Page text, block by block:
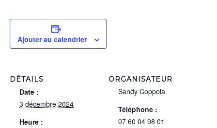
Ajouter au calendrier
DÉTAILS
Date :
3 décembre 2024
Heure :
ORGANISATEUR
Sandy Coppola
Téléphone :
07 60 04 98 01